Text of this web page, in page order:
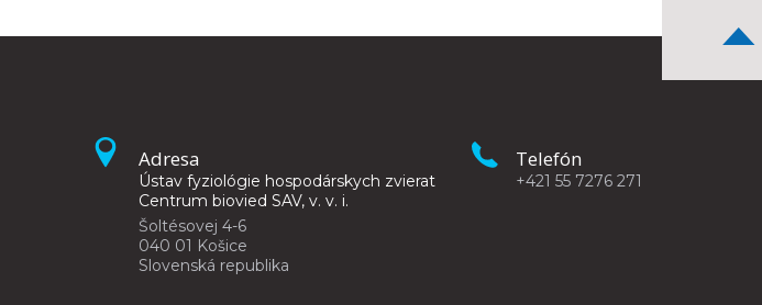
Adresa
Ústav fyziológie hospodárskych zvierat
Centrum biovied SAV, v. v. i.
Šoltésovej 4-6
040 01 Košice
Slovenská republika
Telefón
+421 55 7276 271